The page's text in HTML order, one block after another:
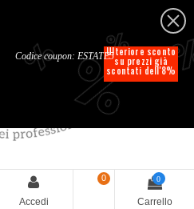
Italiano
Accedi
0 0
Carrello
%
%
% Ulteriore sconto
su prezzi già
scontati dell'8%
Codice coupon: ESTATE5